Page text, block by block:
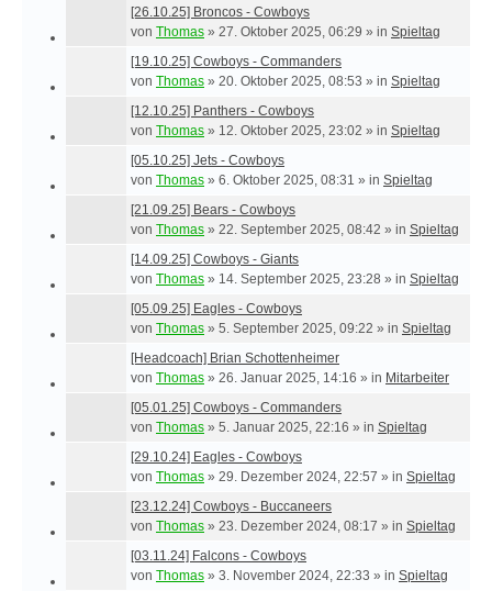
[26.10.25] Broncos - Cowboys
von Thomas » 27. Oktober 2025, 06:29 » in Spieltag
[19.10.25] Cowboys - Commanders
von Thomas » 20. Oktober 2025, 08:53 » in Spieltag
[12.10.25] Panthers - Cowboys
von Thomas » 12. Oktober 2025, 23:02 » in Spieltag
[05.10.25] Jets - Cowboys
von Thomas » 6. Oktober 2025, 08:31 » in Spieltag
[21.09.25] Bears - Cowboys
von Thomas » 22. September 2025, 08:42 » in Spieltag
[14.09.25] Cowboys - Giants
von Thomas » 14. September 2025, 23:28 » in Spieltag
[05.09.25] Eagles - Cowboys
von Thomas » 5. September 2025, 09:22 » in Spieltag
[Headcoach] Brian Schottenheimer
von Thomas » 26. Januar 2025, 14:16 » in Mitarbeiter
[05.01.25] Cowboys - Commanders
von Thomas » 5. Januar 2025, 22:16 » in Spieltag
[29.10.24] Eagles - Cowboys
von Thomas » 29. Dezember 2024, 22:57 » in Spieltag
[23.12.24] Cowboys - Buccaneers
von Thomas » 23. Dezember 2024, 08:17 » in Spieltag
[03.11.24] Falcons - Cowboys
von Thomas » 3. November 2024, 22:33 » in Spieltag